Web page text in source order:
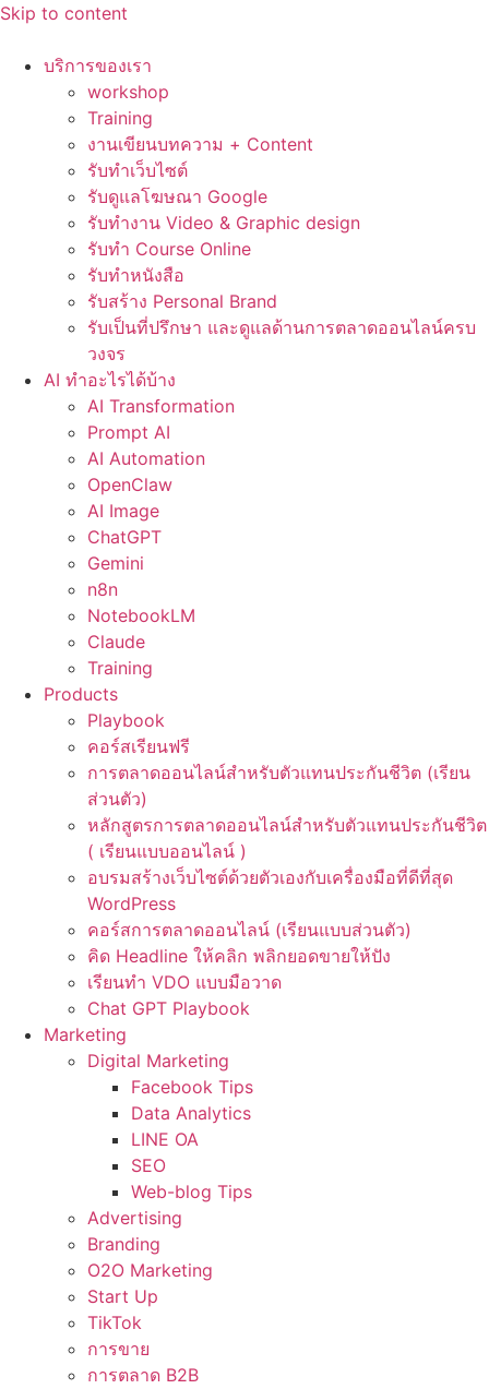
Skip to content
บริการของเรา
workshop
Training
งานเขียนบทความ + Content
รับทำเว็บไซต์
รับดูแลโฆษณา Google
รับทำงาน Video & Graphic design
รับทำ Course Online
รับทำหนังสือ
รับสร้าง Personal Brand
รับเป็นที่ปรึกษา และดูแลด้านการตลาดออนไลน์ครบ
วงจร
AI ทำอะไรได้บ้าง
AI Transformation
Prompt AI
AI Automation
OpenClaw
AI Image
ChatGPT
Gemini
n8n
NotebookLM
Claude
Training
Products
Playbook
คอร์สเรียนฟรี
การตลาดออนไลน์สำหรับตัวแทนประกันชีวิต (เรียน
ส่วนตัว)
หลักสูตรการตลาดออนไลน์สำหรับตัวแทนประกันชีวิต
( เรียนแบบออนไลน์ )
อบรมสร้างเว็บไซต์ด้วยตัวเองกับเครื่องมือที่ดีที่สุด
WordPress
คอร์สการตลาดออนไลน์ (เรียนแบบส่วนตัว)
คิด Headline ให้คลิก พลิกยอดขายให้ปัง
เรียนทำ VDO แบบมือวาด
Chat GPT Playbook
Marketing
Digital Marketing
Facebook Tips
Data Analytics
LINE OA
SEO
Web-blog Tips
Advertising
Branding
O2O Marketing
Start Up
TikTok
การขาย
การตลาด B2B